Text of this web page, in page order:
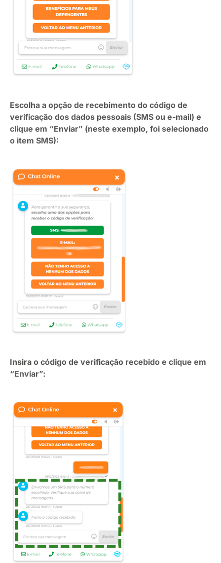
Escolha a opção de recebimento do código de
verificação dos dados pessoais (SMS ou e-mail) e
clique em “Enviar” (neste exemplo, foi selecionado
o item SMS):
Insira o código de verificação recebido e clique em
“Enviar”: